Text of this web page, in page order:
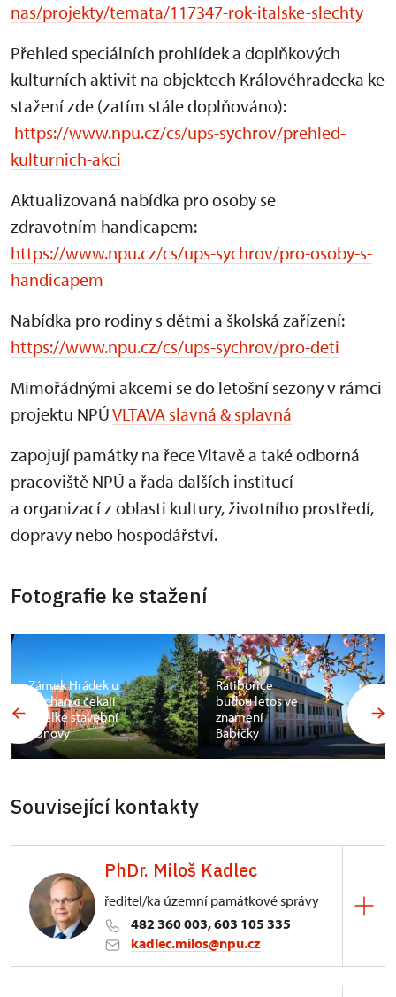
nas/projekty/temata/117347-rok-italske-slechty
Přehled speciálních prohlídek a doplňkových
kulturních aktivit na objektech Královéhradecka ke
stažení zde (zatím stále doplňováno):
https://www.npu.cz/cs/ups-sychrov/prehled-
kulturnich-akci
Aktualizovaná nabídka pro osoby se
zdravotním handicapem:
https://www.npu.cz/cs/ups-sychrov/pro-osoby-s-
handicapem
Nabídka pro rodiny s dětmi a školská zařízení:
https://www.npu.cz/cs/ups-sychrov/pro-deti
Mimořádnými akcemi se do letošní sezony v rámci
projektu NPÚVLTAVA slavná & splavná
zapojují památky na řece Vltavě a také odborná
pracoviště NPÚ a řada dalších institucí
a organizací z oblasti kultury, životního prostředí,
dopravy nebo hospodářství.
Fotografie ke stažení
Zámek Hrádek u
Nechanic čekají
3 velké stavební
obnovy
Ratibořice
budou letos ve
znamení
Babičky
Související kontakty
PhDr. Miloš Kadlec
ředitel/ka územní památkové správy
482 360 003, 603 105 335
kadlec.milos@npu.cz